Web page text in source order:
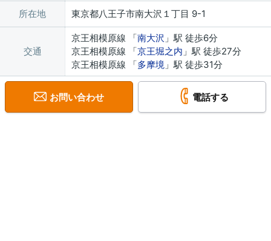
所在地 東京都八王子市南大沢１丁目 9-1
交通
京王相模原線 「南大沢 」駅 徒歩6分
京王相模原線 「京王堀之内 」駅 徒歩27分
京王相模原線 「多摩境 」駅 徒歩31分
お問い合わせ 電話する